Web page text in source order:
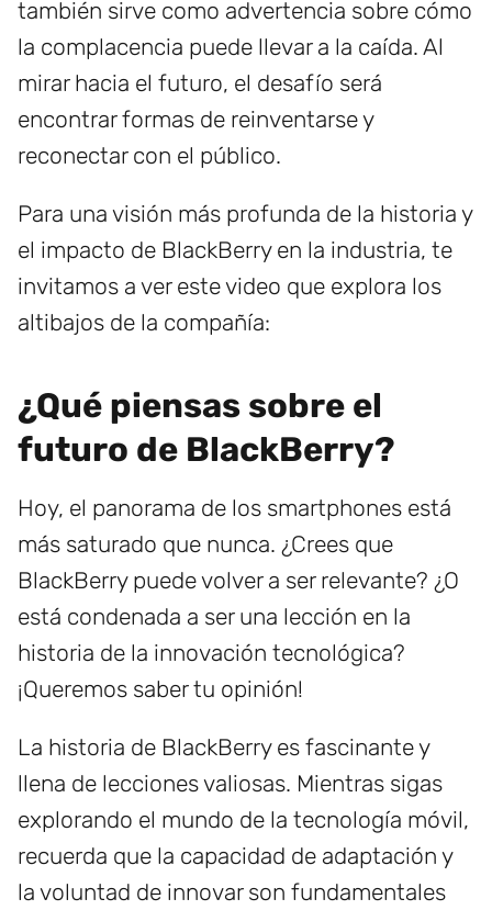
también sirve como advertencia sobre cómo
la complacencia puede llevar a la caída. Al
mirar hacia el futuro, el desafío será
encontrar formas de reinventarse y
reconectar con el público.
Para una visión más profunda de la historia y
el impacto de BlackBerry en la industria, te
invitamos a ver este video que explora los
altibajos de la compañía:
¿Qué piensas sobre el
futuro de BlackBerry?
Hoy, el panorama de los smartphones está
más saturado que nunca. ¿Crees que
BlackBerry puede volver a ser relevante? ¿O
está condenada a ser una lección en la
historia de la innovación tecnológica?
¡Queremos saber tu opinión!
La historia de BlackBerry es fascinante y
llena de lecciones valiosas. Mientras sigas
explorando el mundo de la tecnología móvil,
recuerda que la capacidad de adaptación y
la voluntad de innovar son fundamentales